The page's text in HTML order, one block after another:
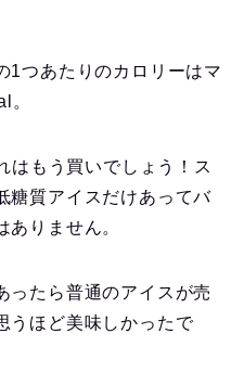
1つあたりのカロリーはマ
。
はもう買いでしょう！ス
糖質アイスだけあってバ
ありません。
ったら普通のアイスが売
うほど美味しかったで